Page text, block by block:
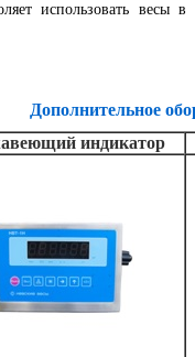
использовать весы в
Дополнительное
индикатор